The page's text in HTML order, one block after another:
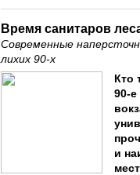
Время санитаров
Современные
лихих 90-х
Кто
90-е
и